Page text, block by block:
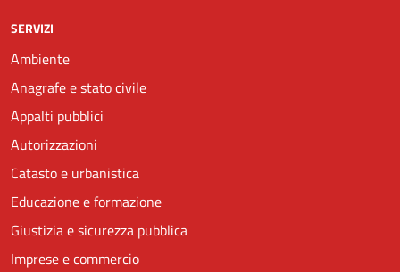
SERVIZI
Ambiente
Anagrafe e stato civile
Appalti pubblici
Autorizzazioni
Catasto e urbanistica
Educazione e formazione
Giustizia e sicurezza pubblica
Imprese e commercio